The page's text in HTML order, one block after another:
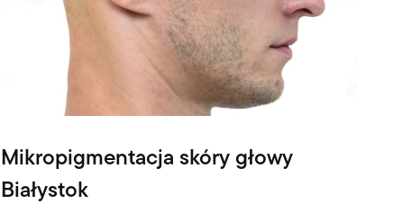
Mikropigmentacja skóry głowy
Białystok